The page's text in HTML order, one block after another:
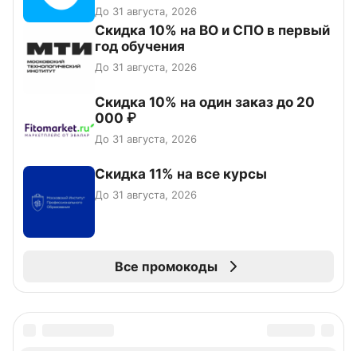
До 31 августа, 2026
Скидка 10% на ВО и СПО в первый
год обучения
До 31 августа, 2026
Скидка 10% на один заказ до 20
000 ₽
До 31 августа, 2026
Скидка 11% на все курсы
До 31 августа, 2026
Все промокоды